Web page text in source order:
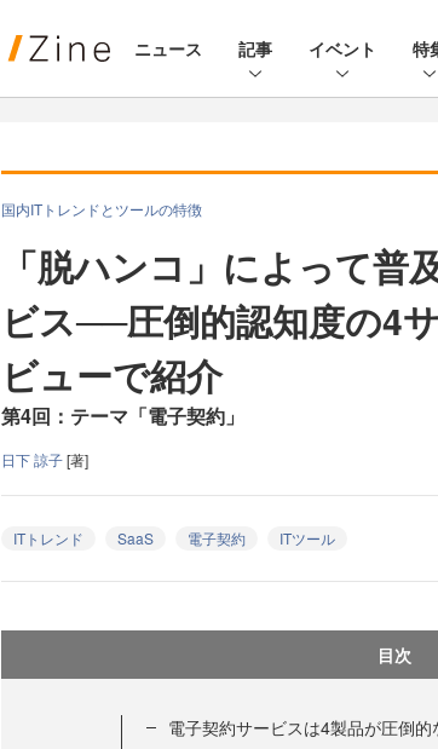
ニュース 記事 イベント 特
国内ITトレンドとツールの特徴
「脱ハンコ」によって普
ビス──圧倒的認知度の4
ビューで紹介
第4回：テーマ「電子契約」
日下 諒子[著]
ITトレンド SaaS 電子契約 ITツール
目次
電子契約サービスは4製品が圧倒的